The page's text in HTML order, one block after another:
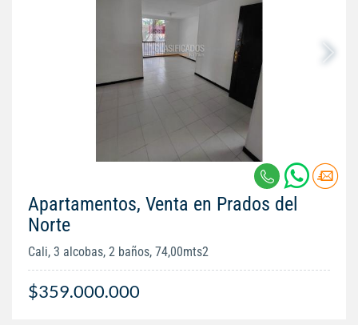
Apartamentos, Venta en Prados del
Norte
Cali, 3 alcobas, 2 baños, 74,00mts2
$359.000.000